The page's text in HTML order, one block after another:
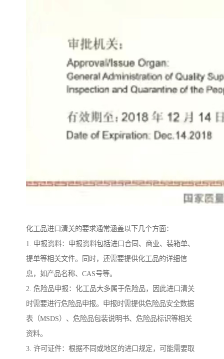
化工品进口清关的要求通常涵盖以下几个方面：
1. 申报资料：申报资料包括进口合同、商业、装箱单、
提单等相关文件。同时，还需要提供化工品的详细信
息，如产品名称、CAS号等。
2. 危险品申报：化工品大多属于危险品，因此进口清关
时需要进行危险品申报。申报时需提供危险品安全数据
表（MSDS）、危险品包装说明书、危险品标识等相关
资料。
3. 许可证件：根据不同或地区的进口规定，可能需要取